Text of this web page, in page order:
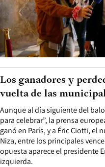
Aunque al día siguiente del
para celebrar”, la prensa
ganó en París, y a Éric Ciotti, el
Niza, entre los principales
opuesta aparece el presidente
izquierda.
Los ganadores y
vuelta de las